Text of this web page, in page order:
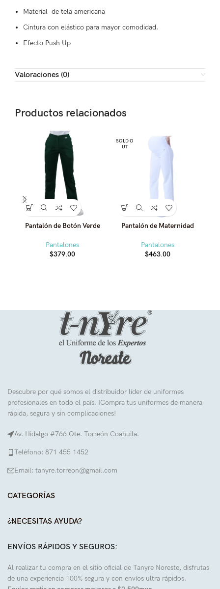
Material de tela americana
Cintura con elástico para mayor comodidad.
Efecto Push Up
Valoraciones (0)
Productos relacionados
Pantalón de Botón Verde
Pantalones
$379.00
SOLD O
UT
Pantalón de Maternidad
Pantalones
$463.00
Descubre por qué somos el distribuidor líder de uniformes
profesionales en todo el país. ¡Compra tus uniformes de manera
rápida, segura y sin complicaciones!
Av. Hidalgo #766 Ote. Torreón Coahuila.
Teléfono: 871 455 1452
Email: tanyre.torreon@gmail.com
CATEGORÍAS
¿NECESITAS AYUDA?
ENVÍOS RÁPIDOS Y SEGUROS:
Al realizar tu compra en el sitio oficial de Tanyre Noreste, disfrutas
de una experiencia 100% segura y con envíos ultra rápidos.